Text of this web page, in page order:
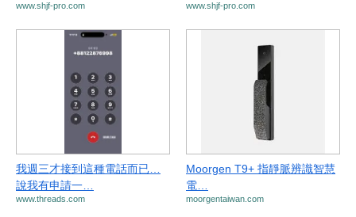
www.shjf-pro.com www.shjf-pro.com
我週三才接到這種電話而已…
說我有申請一…
www.threads.com
Moorgen T9+ 指靜脈辨識智慧
電…
moorgentaiwan.com